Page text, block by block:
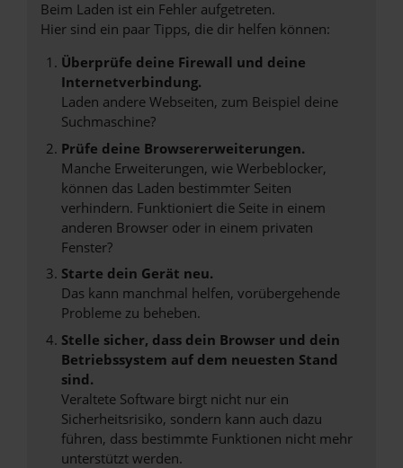
Beim Laden ist ein Fehler aufgetreten.
Hier sind ein paar Tipps, die dir helfen können:
Überprüfe deine Firewall und deine
Internetverbindung.
Laden andere Webseiten, zum Beispiel deine
Suchmaschine?
Prüfe deine Browsererweiterungen.
Manche Erweiterungen, wie Werbeblocker,
können das Laden bestimmter Seiten
verhindern. Funktioniert die Seite in einem
anderen Browser oder in einem privaten
Fenster?
Starte dein Gerät neu.
Das kann manchmal helfen, vorübergehende
Probleme zu beheben.
Stelle sicher, dass dein Browser und dein
Betriebssystem auf dem neuesten Stand
sind.
Veraltete Software birgt nicht nur ein
Sicherheitsrisiko, sondern kann auch dazu
führen, dass bestimmte Funktionen nicht mehr
unterstützt werden.